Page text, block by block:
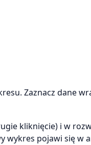
Zaznacz dane
kliknięcie) i w
wykres pojawi się w